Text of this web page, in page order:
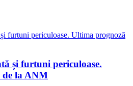
și furtuni periculoase.
la ANM